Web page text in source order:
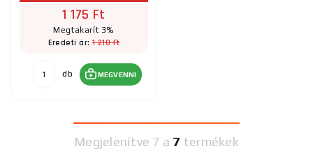
1 175 Ft
Megtakarít 3%
Eredeti ár:1 210 Ft
db MEGVENNI
Megjelenítve 7 a 7 termékek